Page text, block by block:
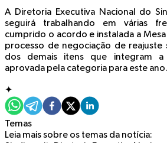
A Diretoria Executiva Nacional do
seguirá trabalhando em várias
cumprido o acordo e instalada a
processo de negociação de reajuste
dos demais itens que integram a
aprovada pela categoria para este ano.
✦
Temas
Leia mais sobre os temas da notícia: